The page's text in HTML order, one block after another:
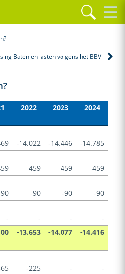
Baten en lasten volgens het BBV
2022 2023 2024
-14.022 -14.446
-14.785
459 459
459
-90 -90
-90
- - -
-
-13.653 -14.077 -14.416
-225 -
-